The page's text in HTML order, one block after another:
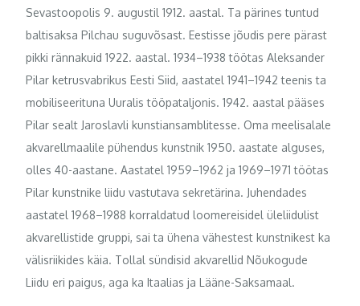
Sevastoopolis 9. augustil 1912. aastal. Ta pärines tuntud
baltisaksa Pilchau suguvõsast. Eestisse jõudis pere pärast
pikki rännakuid 1922. aastal. 1934–1938 töötas Aleksander
Pilar ketrusvabrikus Eesti Siid, aastatel 1941–1942 teenis ta
mobiliseerituna Uuralis tööpataljonis. 1942. aastal pääses
Pilar sealt Jaroslavli kunstiansamblitesse. Oma meelisalale
akvarellmaalile pühendus kunstnik 1950. aastate alguses,
olles 40-aastane. Aastatel 1959–1962 ja 1969–1971 töötas
Pilar kunstnike liidu vastutava sekretärina. Juhendades
aastatel 1968–1988 korraldatud loomereisidel üleliidulist
akvarellistide gruppi, sai ta ühena vähestest kunstnikest ka
välisriikides käia. Tollal sündisid akvarellid Nõukogude
Liidu eri paigus, aga ka Itaalias ja Lääne-Saksamaal.